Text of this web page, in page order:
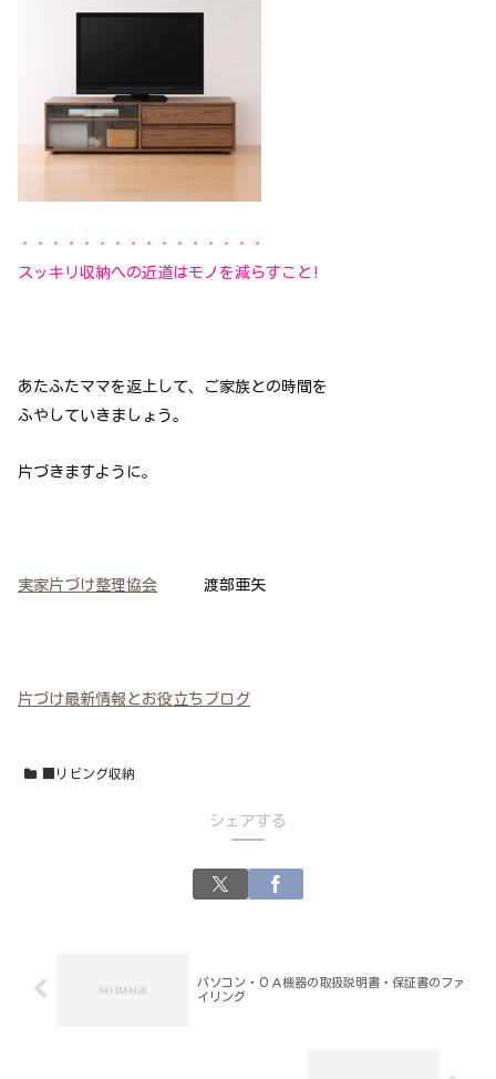
・・・・・・・・・・・・・・・・
スッキリ収納への近道はモノを減らすこと!
あたふたママを返上して、ご家族との時間を
ふやしていきましょう。
片づきますように。
実家片づけ整理協会 渡部亜矢
片づけ最新情報とお役立ちブログ
■リビング収納
シェアする
パソコン・ＯＡ機器の取扱説明書・保証書のファ
イリング